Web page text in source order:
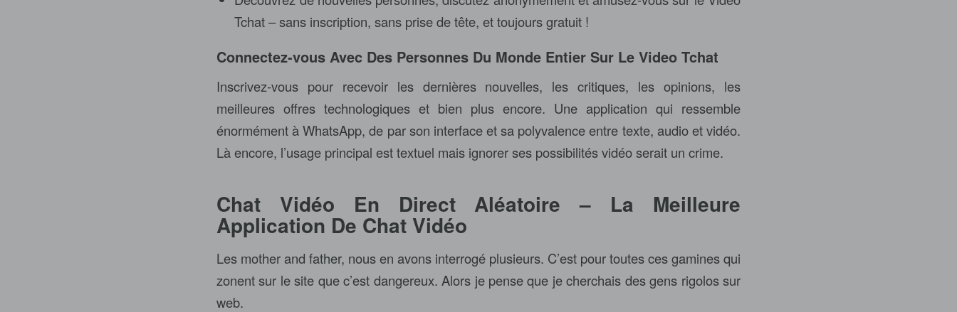
Tchat – sans inscription, sans prise de tête, et toujours gratuit !
Connectez-vous Avec Des Personnes Du Monde Entier Sur Le Video Tchat
Inscrivez-vous pour recevoir les dernières nouvelles, les critiques, les opinions, les
meilleures offres technologiques et bien plus encore. Une application qui ressemble
énormément à WhatsApp, de par son interface et sa polyvalence entre texte, audio et vidéo.
Là encore, l’usage principal est textuel mais ignorer ses possibilités vidéo serait un crime.
Chat Vidéo En Direct Aléatoire – La Meilleure
Application De Chat Vidéo
Les mother and father, nous en avons interrogé plusieurs. C’est pour toutes ces gamines qui
zonent sur le site que c’est dangereux. Alors je pense que je cherchais des gens rigolos sur
web.